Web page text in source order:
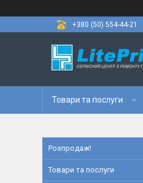
+380 (50) 554-44-21
Товари та послуги
Розпродаж!
Товари та послуги